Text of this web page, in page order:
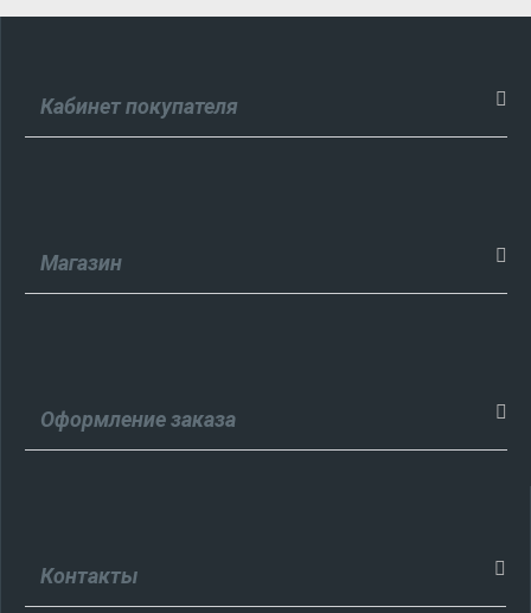
Кабинет покупателя
Магазин
Оформление заказа
Контакты